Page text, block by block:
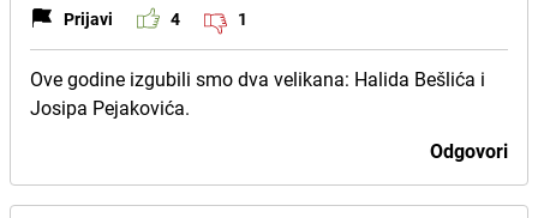
Prijavi 4 1
Ove godine izgubili smo dva velikana: Halida Bešlića i
Josipa Pejakovića.
Odgovori